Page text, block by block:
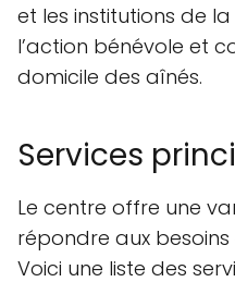
et les institutions de
l’action bénévole et
domicile des aînés.
Services
Le centre offre une
répondre aux
Voici une liste des